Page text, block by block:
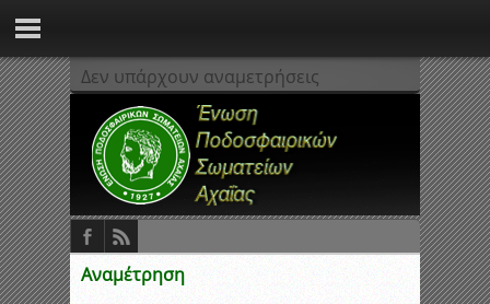
Δεν υπάρχουν αναμετρήσεις
Αναμέτρηση